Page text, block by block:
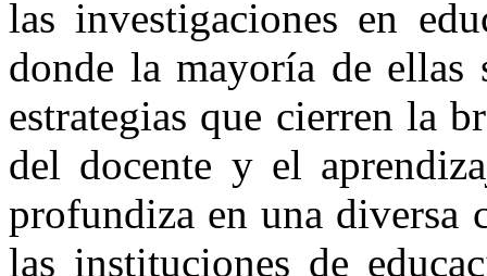
las investigaciones en
donde la mayoría de ellas
estrategias que cierren la
del docente y el
profundiza en una diversa
las instituciones de